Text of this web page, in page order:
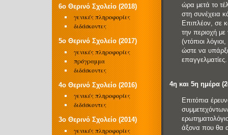
ώρα μετά το
στη συνέχεια
Επιπλέον, σε
την περιοχή
(ντόπιοι
ώστε να
επαγγελματίες.
4η και 5η ημέρα
Επιτόπια
άξονα που θα
6o Θερινό Σχολείο (2018)
γενικές πληροφορίες
διδάσκοντες
5o Θερινό Σχολείο (2017)
γενικές πληροφορίες
πρόγραμμα
διδάσκοντες
4o Θερινό Σχολείο (2016)
γενικές πληροφορίες
διδάσκοντες
3o Θερινό Σχολείο (2014)
γενικές πληροφορίες